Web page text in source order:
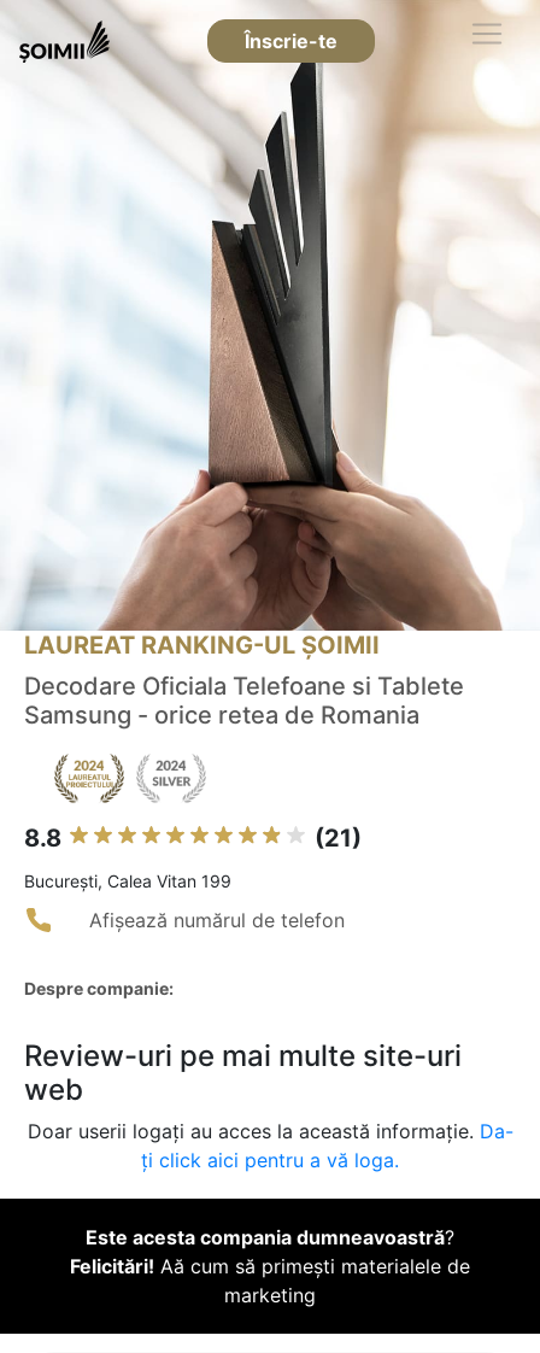
Înscrie-te
LAUREAT RANKING-UL ȘOIMII
Decodare Oficiala Telefoane si Tablete
Samsung - orice retea de Romania
8.8 (21)
Bucureşti, Calea Vitan 199
Afișează numărul de telefon
Despre companie:
Review-uri pe mai multe site-uri
web
Doar userii logați au acces la această informație. Da-
ți click aici pentru a vă loga.
Este acesta compania dumneavoastră?
Felicitări! Aă cum să primești materialele de
marketing